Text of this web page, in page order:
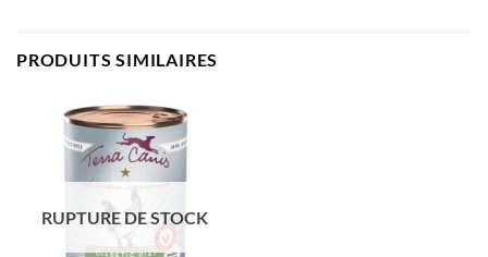
PRODUITS SIMILAIRES
RUPTURE DE STOCK